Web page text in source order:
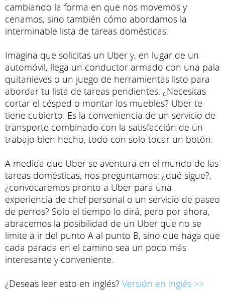
cambiando la forma en que nos movemos y
cenamos, sino también cómo abordamos la
interminable lista de tareas domésticas.
Imagina que solicitas un Uber y, en lugar de un
automóvil, llega un conductor armado con una pala
quitanieves o un juego de herramientas listo para
abordar tu lista de tareas pendientes. ¿Necesitas
cortar el césped o montar los muebles? Uber te
tiene cubierto. Es la conveniencia de un servicio de
transporte combinado con la satisfacción de un
trabajo bien hecho, todo con solo tocar un botón.
A medida que Uber se aventura en el mundo de las
tareas domésticas, nos preguntamos: ¿qué sigue?,
¿convocaremos pronto a Uber para una
experiencia de chef personal o un servicio de paseo
de perros? Solo el tiempo lo dirá, pero por ahora,
abracemos la posibilidad de un Uber que no se
limite a ir del punto A al punto B, sino que haga que
cada parada en el camino sea un poco más
interesante y conveniente.
¿Deseas leer esto en inglés? Versión en inglés >>